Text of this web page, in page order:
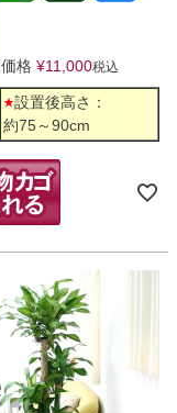
格 ¥11,000税込
設置後高さ：
約75～90cm